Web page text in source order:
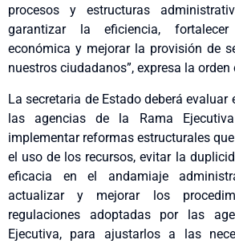
procesos y estructuras
garantizar la eficiencia,
económica y mejorar la provisión de
nuestros ciudadanos”, expresa la orden
La secretaria de Estado deberá
las agencias de la Rama
implementar reformas estructurales
el uso de los recursos, evitar la
eficacia en el andamiaje
actualizar y mejorar los
regulaciones adoptadas por las
Ejecutiva, para ajustarlos a las